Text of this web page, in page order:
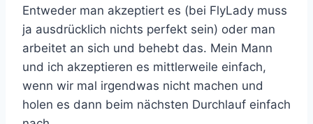
Entweder man akzeptiert es (bei FlyLady muss
ja ausdrücklich nichts perfekt sein) oder man
arbeitet an sich und behebt das. Mein Mann
und ich akzeptieren es mittlerweile einfach,
wenn wir mal irgendwas nicht machen und
holen es dann beim nächsten Durchlauf einfach